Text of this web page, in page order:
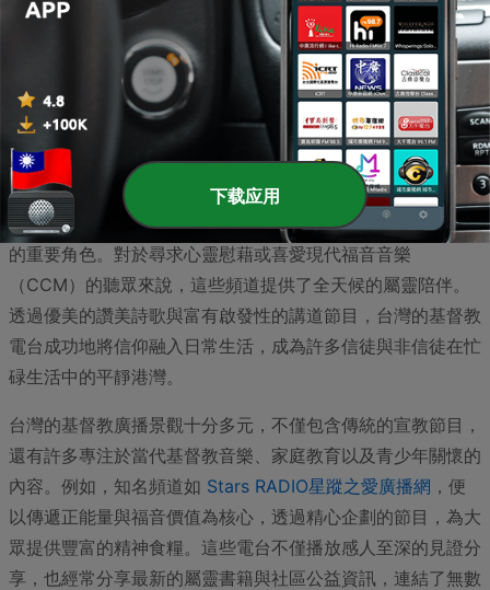
Phalaphala FM
Ri na 'nwi misi yothe
基督教
新聞 8K107.8 FM
在台灣，基督教廣播電台一直扮演著傳遞福音、分享愛與希望
的重要角色。對於尋求心靈慰藉或喜愛現代福音音樂
（CCM）的聽眾來說，這些頻道提供了全天候的屬靈陪伴。
透過優美的讚美詩歌與富有啟發性的講道節目，台灣的基督教
電台成功地將信仰融入日常生活，成為許多信徒與非信徒在忙
碌生活中的平靜港灣。
台灣的基督教廣播景觀十分多元，不僅包含傳統的宣教節目，
還有許多專注於當代基督教音樂、家庭教育以及青少年關懷的
內容。例如，知名頻道如 Stars RADIO星蹤之愛廣播網 ，便
以傳遞正能量與福音價值為核心，透過精心企劃的節目，為大
眾提供豐富的精神食糧。這些電台不僅播放感人至深的見證分
享，也經常分享最新的屬靈書籍與社區公益資訊，連結了無數
下载应用